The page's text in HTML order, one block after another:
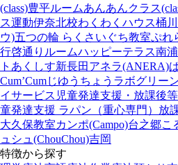
(class)豊平ルームあんあんクラス
ス運動伊奈北校わくわくハウス桶
ウ)五つの輪 らくさいぐち教室ぷれ
行啓通りルームハッピーテラス南
トあくしす新長田 アネラ(ANERA)
Cum’Cumじゆうちょうラボグリー
イサービス 児童発達支援・放課後
童発達支援 ラパン（重心専門） 放
大久保教室カンポ(Campo)台之郷こ
ュシュ(ChouChou)吉岡
特徴から探す